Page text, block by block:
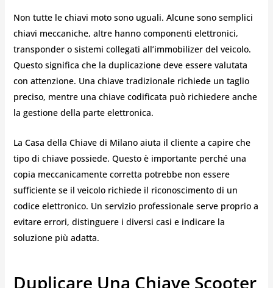
Non tutte le chiavi moto sono uguali. Alcune sono semplici
chiavi meccaniche, altre hanno componenti elettronici,
transponder o sistemi collegati all’immobilizer del veicolo.
Questo significa che la duplicazione deve essere valutata
con attenzione. Una chiave tradizionale richiede un taglio
preciso, mentre una chiave codificata può richiedere anche
la gestione della parte elettronica.
La Casa della Chiave di Milano aiuta il cliente a capire che
tipo di chiave possiede. Questo è importante perché una
copia meccanicamente corretta potrebbe non essere
sufficiente se il veicolo richiede il riconoscimento di un
codice elettronico. Un servizio professionale serve proprio a
evitare errori, distinguere i diversi casi e indicare la
soluzione più adatta.
Duplicare Una Chiave Scooter